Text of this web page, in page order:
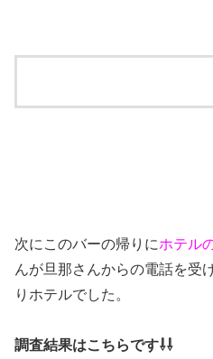
次にこのバーの帰りにホテル
んが旦那さんからの電話を受
りホテルでした。
調査結果はこちらです⇩⇩